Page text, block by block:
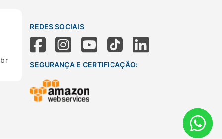
REDES SOCIAIS
SEGURANÇA E CERTIFICAÇÃO: